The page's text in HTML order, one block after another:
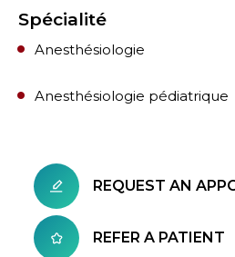
Spécialité
Anesthésiologie
Anesthésiologie pédiatrique
REQUEST AN
REFER A PATIENT